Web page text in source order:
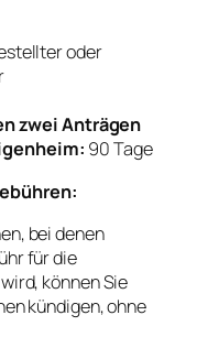
oder
zwei Anträgen
90 Tage
bei denen
für die
können Sie
kündigen, ohne